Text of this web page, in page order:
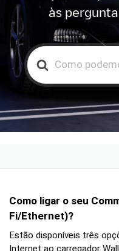
às
Search
For
Como ligar o seu
Fi/Ethernet)?
Estão disponíveis três